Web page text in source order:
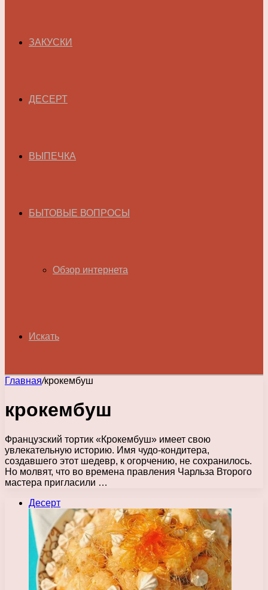
ЗАКУСКИ
ДЕСЕРТ
ВЫПЕЧКА
БЫТОВЫЕ ВОПРОСЫ
Обзор интернета
Искать
Главная/крокембуш
крокембуш
Французский тортик «Крокембуш» имеет свою
увлекательную историю. Имя чудо-кондитера,
создавшего этот шедевр, к огорчению, не сохранилось.
Но молвят, что во времена правления Чарльза Второго
мастера пригласили …
Десерт